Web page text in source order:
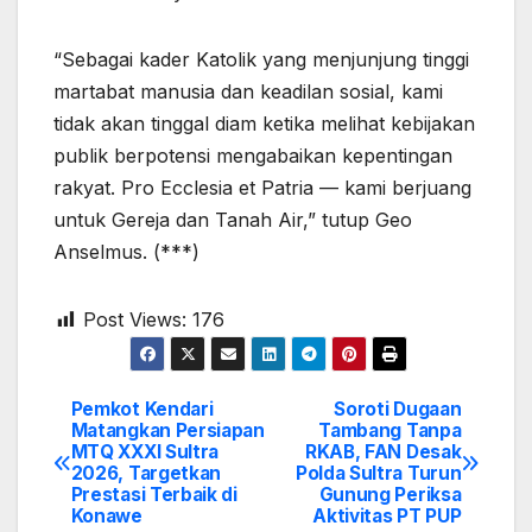
“Sebagai kader Katolik yang menjunjung tinggi
martabat manusia dan keadilan sosial, kami
tidak akan tinggal diam ketika melihat kebijakan
publik berpotensi mengabaikan kepentingan
rakyat. Pro Ecclesia et Patria — kami berjuang
untuk Gereja dan Tanah Air,” tutup Geo
Anselmus. (***)
Post Views: 176
Post
navigation
Soroti Dugaan
Tambang Tanpa
RKAB, FAN Desak
Polda Sultra Turun
Gunung Periksa
Aktivitas PT PUP
Pemkot Kendari
Matangkan Persiapan
MTQ XXXI Sultra
2026, Targetkan
Prestasi Terbaik di
Konawe